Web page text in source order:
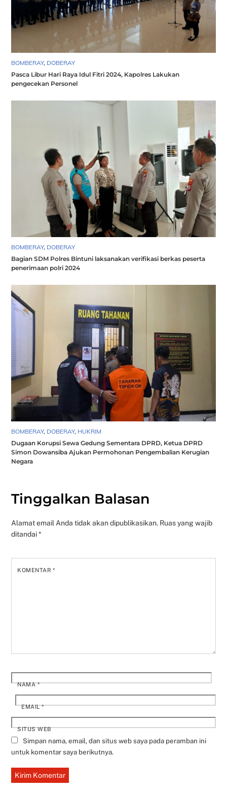
BOMBERAY, DOBERAY
Pasca Libur Hari Raya Idul Fitri 2024, Kapolres Lakukan
pengecekan Personel
BOMBERAY, DOBERAY
Bagian SDM Polres Bintuni laksanakan verifikasi berkas peserta
penerimaan polri 2024
BOMBERAY, DOBERAY, HUKRIM
Dugaan Korupsi Sewa Gedung Sementara DPRD, Ketua DPRD
Simon Dowansiba Ajukan Permohonan Pengembalian Kerugian
Negara
Tinggalkan Balasan
Alamat email Anda tidak akan dipublikasikan. Ruas yang wajib
ditandai*
KOMENTAR*
NAMA*
EMAIL*
SITUS WEB
Simpan nama, email, dan situs web saya pada peramban ini
untuk komentar saya berikutnya.